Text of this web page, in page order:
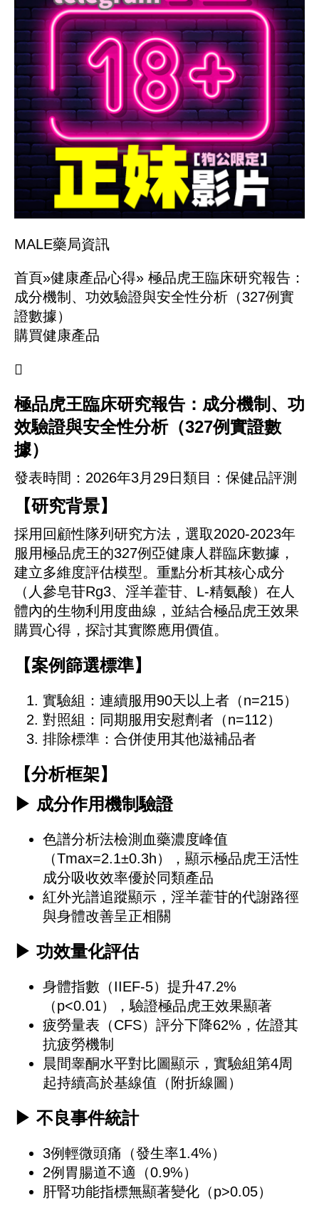
MALE藥局資訊
首頁»健康產品心得» 極品虎王臨床研究報告：
成分機制、功效驗證與安全性分析（327例實
證數據）
購買健康產品

極品虎王臨床研究報告：成分機制、功
效驗證與安全性分析（327例實證數
據）
發表時間： 2026年3月29日 類目：保健品評測
【研究背景】
採用回顧性隊列研究方法，選取2020-2023年
服用極品虎王的327例亞健康人群臨床數據，
建立多維度評估模型。重點分析其核心成分
（人參皂苷Rg3、淫羊藿苷、L-精氨酸）在人
體內的生物利用度曲線，並結合極品虎王效果
購買心得，探討其實際應用價值。
【案例篩選標準】
實驗組：連續服用90天以上者（n=215）
對照組：同期服用安慰劑者（n=112）
排除標準：合併使用其他滋補品者
【分析框架】
▶ 成分作用機制驗證
色譜分析法檢測血藥濃度峰值
（Tmax=2.1±0.3h），顯示極品虎王活性
成分吸收效率優於同類產品
紅外光譜追蹤顯示，淫羊藿苷的代謝路徑
與身體改善呈正相關
▶ 功效量化評估
身體指數（IIEF-5）提升47.2%
（p<0.01），驗證極品虎王效果顯著
疲勞量表（CFS）評分下降62%，佐證其
抗疲勞機制
晨間睾酮水平對比圖顯示，實驗組第4周
起持續高於基線值（附折線圖）
▶ 不良事件統計
3例輕微頭痛（發生率1.4%）
2例胃腸道不適（0.9%）
肝腎功能指標無顯著變化（p>0.05）